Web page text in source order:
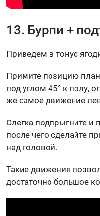
13. Бурпи +
Приведем в тонус
Примите позицию
под углом 45° к полу,
же самое движение
Слегка подпрыгните и
после чего сделайте
над головой.
Такие движения
достаточно большое